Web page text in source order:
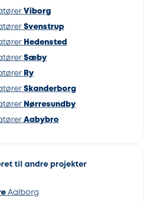
Viborg
Svenstrup
Hedensted
Sæby
Ry
Skanderborg
Nørresundby
Aabybro
til andre projekter
Aalborg